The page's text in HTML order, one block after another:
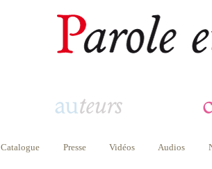
Catalogue Presse Vidéos Audios